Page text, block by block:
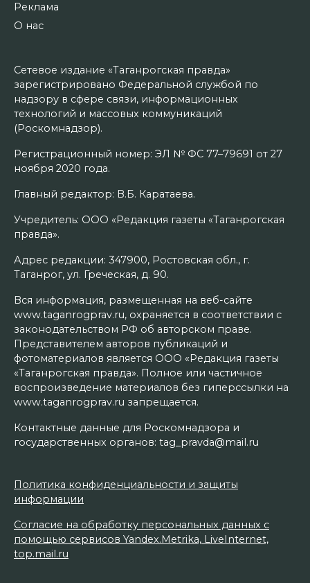
Реклама
О нас
Сетевое издание «Таганрогская правда»
зарегистрировано Федеральной службой по
надзору в сфере связи, информационных
технологий и массовых коммуникаций
(Роскомнадзор).
Регистрационный номер: ЭЛ № ФС 77–79691 от 27
ноября 2020 года.
Главный редактор: В.Б. Каратаева.
Учредитель: ООО «Редакция газеты «Таганрогская
правда».
Адрес редакции: 347900, Ростовская обл., г.
Таганрог, ул. Греческая, д. 90.
Вся информация, размещенная на веб-сайте
www.taganrogprav.ru, охраняется в соответствии с
законодательством РФ об авторском праве.
Представителем авторов публикаций и
фотоматериалов является ООО «Редакция газеты
«Таганрогская правда». Полное или частичное
воспроизведение материалов без гиперссылки на
www.taganrogprav.ru запрещается.
Контактные данные для Роскомнадзора и
государственных органов: tag_pravda@mail.ru
Политика конфиденциальности и защиты
информации
Согласие на обработку персональных данных с
помощью сервисов Yandex.Metrika, LiveInternet,
top.mail.ru